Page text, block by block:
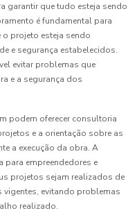
garantir que tudo esteja sendo
é fundamental para
projeto esteja sendo
e segurança estabelecidos.
evitar problemas que
e a segurança dos
podem oferecer consultoria
e a orientação sobre as
a execução da obra. A
para empreendedores e
projetos sejam realizados de
vigentes, evitando problemas
realizado.